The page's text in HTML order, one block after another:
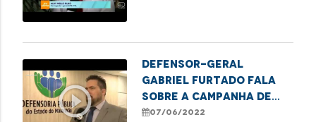
play_circle_outline
Defensor-Geral
Gabriel Furtado fala
sobre a Campanha de
Conscientização da
07/06/2022